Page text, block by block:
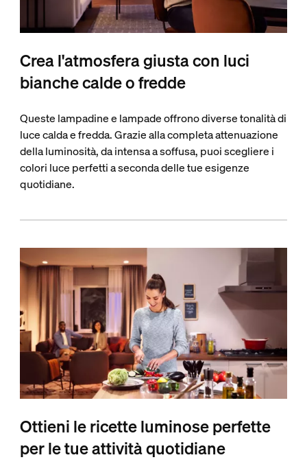
Crea l'atmosfera giusta con luci
bianche calde o fredde
Queste lampadine e lampade offrono diverse tonalità di
luce calda e fredda. Grazie alla completa attenuazione
della luminosità, da intensa a soffusa, puoi scegliere i
colori luce perfetti a seconda delle tue esigenze
quotidiane.
Ottieni le ricette luminose perfette
per le tue attività quotidiane